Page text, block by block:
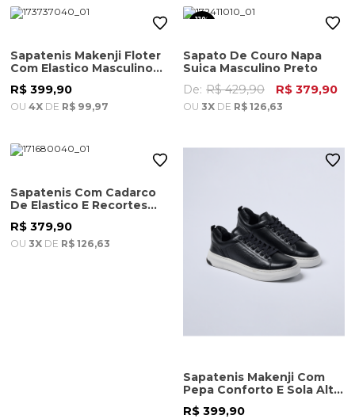
Sapatenis Makenji Floter
Com Elastico Masculino
R$ 399,90
OU 4X DE R$ 99,97
11%
Sapato De Couro Napa
Suica Masculino Preto
De: R$ 429,90 R$ 379,90
OU 3X DE R$ 126,63
Sapatenis Com Cadarco
De Elastico E Recortes
R$ 379,90
OU 3X DE R$ 126,63
Sapatenis Makenji Com
Pepa Conforto E Sola Alta
Masculino Preto
R$ 399,90